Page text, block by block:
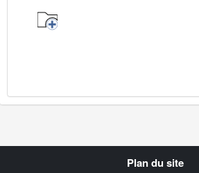
Plan du site